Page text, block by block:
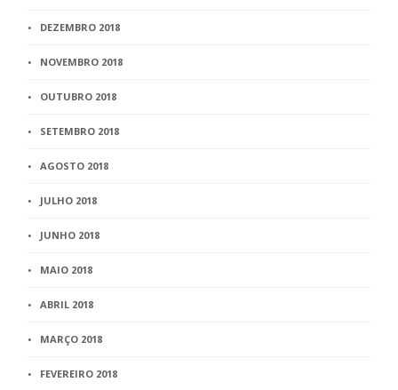
DEZEMBRO 2018
NOVEMBRO 2018
OUTUBRO 2018
SETEMBRO 2018
AGOSTO 2018
JULHO 2018
JUNHO 2018
MAIO 2018
ABRIL 2018
MARÇO 2018
FEVEREIRO 2018